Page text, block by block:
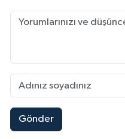
Gönder